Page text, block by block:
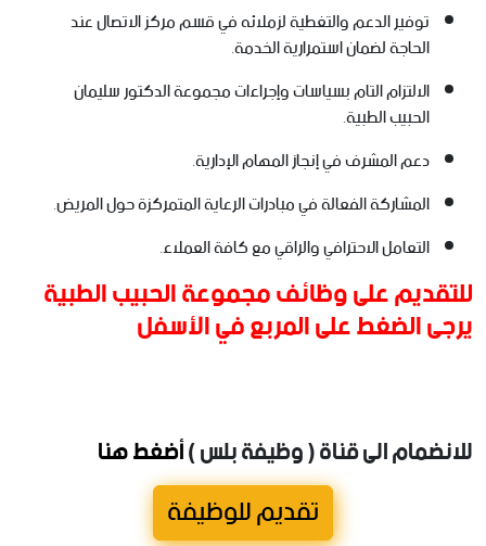
توفير الدعم والتغطية لزملائه في قسم مركز الاتصال عند
الحاجة لضمان استمرارية الخدمة.
الالتزام التام بسياسات وإجراءات مجموعة الدكتور سليمان
الحبيب الطبية.
دعم المشرف في إنجاز المهام الإدارية.
المشاركة الفعالة في مبادرات الرعاية المتمركزة حول المريض.
التعامل الاحترافي والراقي مع كافة العملاء.
للتقديم على وظائف مجموعة الحبيب الطبية
يرجى الضغط على المربع في الأسفل
للانضمام الى قناة ( وظيفة بلس )أضغط هنا
تقديم للوظيفة